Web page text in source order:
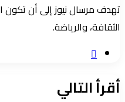
تهدف مرسال نيوز إلى أن تكون
الثقافة، والرياضة.
موقع
أقرأ التالي